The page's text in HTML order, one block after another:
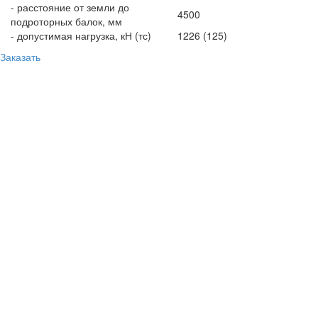
- расстояние от земли до
подроторных балок, мм
4500
- допустимая нагрузка, кН (тс)
1226 (125)
Заказать